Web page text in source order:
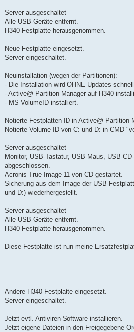
Server ausgeschaltet.
Alle USB-Geräte entfernt.
H340-Festplatte herausgenommen.
Neue Festplatte eingesetzt.
Server eingeschaltet.
Neuinstallation (wegen der Partitionen):
- Die Installation wird OHNE Updates
- Active@ Partition Manager auf H340
- MS VolumeID installiert.
Notierte Festplatten ID in Active@ Partition
Notierte Volume ID von C: und D: in CMD
Server ausgeschaltet.
Monitor, USB-Tastatur, USB-Maus, USB-
abgeschlossen.
Acronis True Image 11 von CD gestartet.
Sicherung aus dem Image der USB-
und D:) wiederhergestellt.
Server ausgeschaltet.
Alle USB-Geräte entfernt.
H340-Festplatte herausgenommen.
Diese Festplatte ist nun meine
Andere H340-Festplatte eingesetzt.
Server eingeschaltet.
Jetzt evtl. Antiviren-Software installieren.
Jetzt eigene Dateien in den Freigegebene